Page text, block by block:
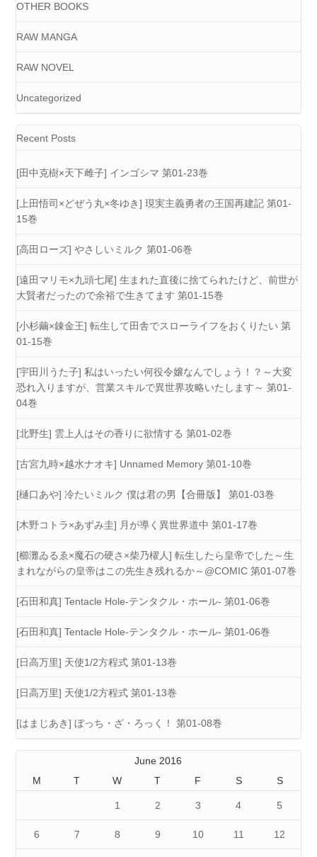
OTHER BOOKS
RAW MANGA
RAW NOVEL
Uncategorized
Recent Posts
[田中克樹×天下雌子] インゴシマ 第01-23巻
[上田悟司×どぜう丸×冬ゆき] 現実主義勇者の王国再建記 第01-
15巻
[高田ローズ] やさしいミルク 第01-06巻
[遠田マリモ×九頭七尾] 生まれた直後に捨てられたけど、前世が
大賢者だったので余裕で生きてます 第01-15巻
[小杉繭×錬金王] 転生して田舎でスローライフをおくりたい 第
01-15巻
[宇田川うた子] 私はいったい何役令嬢なんでしょう！？～大変
恐れ入りますが、営業スキルで異世界攻略いたします～ 第01-
04巻
[北野生] 雲上人はその香りに欲情する 第01-02巻
[古宮九時×越水ナオキ] Unnamed Memory 第01-10巻
[樋口あや] 冷たいミルク 僕は君の男【合冊版】 第01-03巻
[木野コトラ×あずみ圭] 月が導く異世界道中 第01-17巻
[櫛灘ゐるゑ×魔石の硬さ×柴乃櫂人] 転生したら皇帝でした～生
まれながらの皇帝はこの先生き残れるか～@COMIC 第01-07巻
[石田和真] Tentacle Hole-テンタクル・ホール- 第01-06巻
[石田和真] Tentacle Hole-テンタクル・ホール- 第01-06巻
[日高万里] 天使1/2方程式 第01-13巻
[日高万里] 天使1/2方程式 第01-13巻
[はまじあき] ぼっち・ざ・ろっく！ 第01-08巻
June 2016
M
T W T F S S
1 2 3 4 5
6 7 8 9 10 11 12